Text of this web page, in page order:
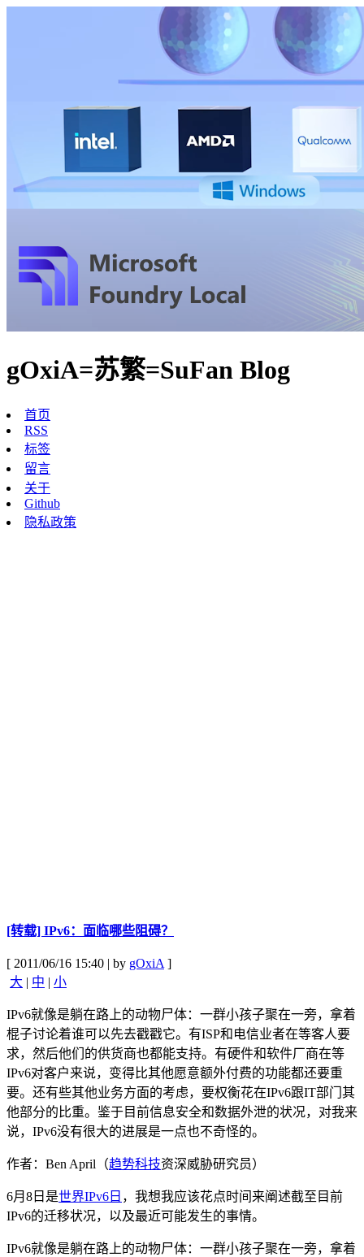
gOxiA=苏繁=SuFan Blog
首页
RSS
标签
留言
关于
Github
隐私政策
[转载] IPv6：面临哪些阻碍？
[ 2011/06/16 15:40 | by gOxiA]
大 | 中 | 小
IPv6就像是躺在路上的动物尸体：一群小孩子聚在一旁，拿着
棍子讨论着谁可以先去戳戳它。有ISP和电信业者在等客人要
求，然后他们的供货商也都能支持。有硬件和软件厂商在等
IPv6对客户来说，变得比其他愿意额外付费的功能都还要重
要。还有些其他业务方面的考虑，要权衡花在IPv6跟IT部门其
他部分的比重。鉴于目前信息安全和数据外泄的状况，对我来
说，IPv6没有很大的进展是一点也不奇怪的。
作者：Ben April（趋势科技资深威胁研究员）
6月8日是世界IPv6日 ，我想我应该花点时间来阐述截至目前
IPv6的迁移状况，以及最近可能发生的事情。
IPv6就像是躺在路上的动物尸体：一群小孩子聚在一旁，拿着